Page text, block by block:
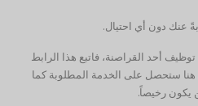
عنك دون أي احتيال.
أحد القراصنة، فاتبع هذا الرابط
هنا ستحصل على الخدمة المطلوبة كما
يكون رخيصاً.